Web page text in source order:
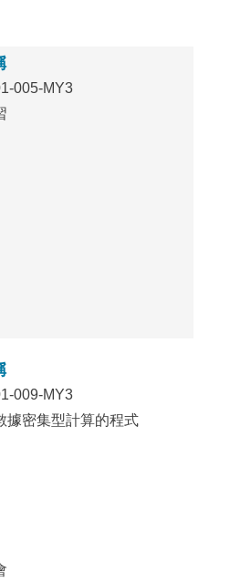
005-MY3
009-MY3
據密集型計算的程式